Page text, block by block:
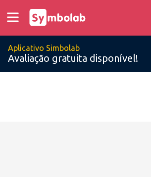
Aplicativo Simbolab
Avaliação gratuita disponível!